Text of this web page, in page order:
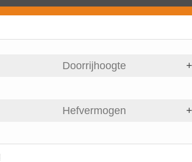
Doorrijhoogte +
Hefvermogen +